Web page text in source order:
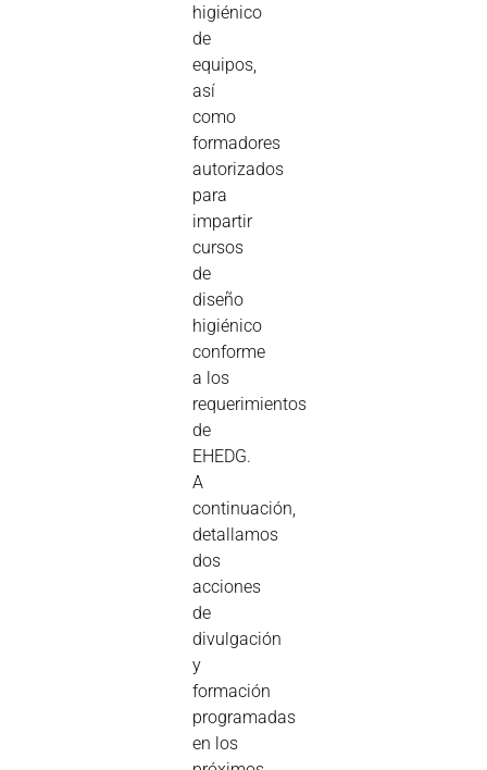
higiénico
de
equipos,
así
como
formadores
autorizados
para
impartir
cursos
de
diseño
higiénico
conforme
a los
requerimientos
de
EHEDG.
A
continuación,
detallamos
dos
acciones
de
divulgación
y
formación
programadas
en los